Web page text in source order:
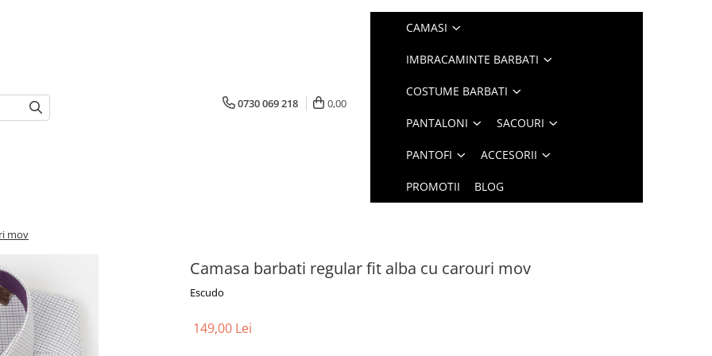
0730 069 218 0,00
CAMASI
IMBRACAMINTE BARBATI
COSTUME BARBATI
PANTALONI SACOURI
PANTOFI ACCESORII
PROMOTII BLOG
mov
Camasa barbati regular fit alba cu carouri mov
Escudo
149,00 Lei